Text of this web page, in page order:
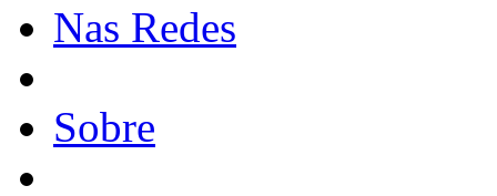
Nas Redes
Sobre